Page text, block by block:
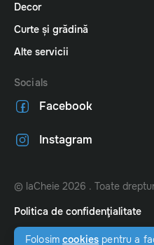
Decor
Curte și grădină
Alte servicii
Socials
Facebook
Instagram
© laCheie 2026 . Toate
Politica de confidenţialitate
Website byamigo.studio
Folosimcookies pentru a